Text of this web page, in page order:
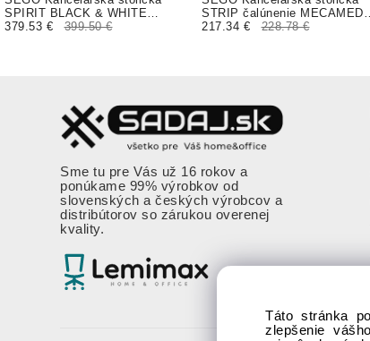
SPIRIT BLACK & WHITE
čalúnenie PALLADIO FINAL
379.53 € 399.50 €
STRIP čalúnenie MECAMED
koženka
217.34 € 228.78 €
Sme tu pre Vás už 16 rokov a
ponúkame 99% výrobkov od
slovenských a českých výrobcov a
distribútorov so zárukou overenej
kvality.
Táto stránka
zlepšenie